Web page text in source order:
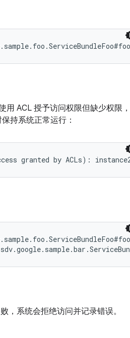
用 ACL 授予访问权限但缺少权限
持系统正常运行：
，系统会拒绝访问并记录错误。